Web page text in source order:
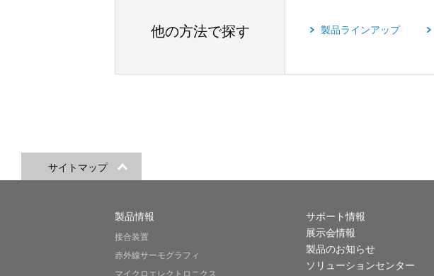
他の方法で探す 製品ラインアップ
サイトマップ
製品情報
接合装置
赤外線サーモグラフィ
マイクロエレクトロニクス
サポート情報
展示会情報
製品のお知らせ
ソリューションセンター